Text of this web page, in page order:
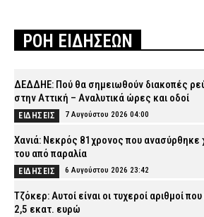
ΡΟΗ ΕΙΔΗΣΕΩΝ
ΔΕΔΔΗΕ: Πού θα σημειωθούν διακοπές
στην Αττική – Αναλυτικά ώρες και οδοί
ΕΙΔΗΣΕΙΣ 7 Αυγούστου 2026 04:00
Χανιά: Νεκρός 81χρονος που ανασύρθηκε
του από παραλία
ΕΙΔΗΣΕΙΣ 6 Αυγούστου 2026 23:42
Τζόκερ: Αυτοί είναι οι τυχεροί αριθμοί
2,5 εκατ. ευρώ